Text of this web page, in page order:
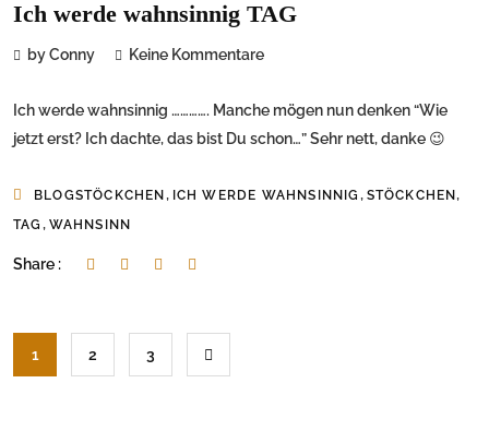
Ich werde wahnsinnig TAG
by Conny Keine Kommentare
Ich werde wahnsinnig …………. Manche mögen nun denken “Wie
jetzt erst? Ich dachte, das bist Du schon…” Sehr nett, danke 😉
BLOGSTÖCKCHEN , ICH WERDE WAHNSINNIG , STÖCKCHEN,
TAG , WAHNSINN
Share :
1 2 3